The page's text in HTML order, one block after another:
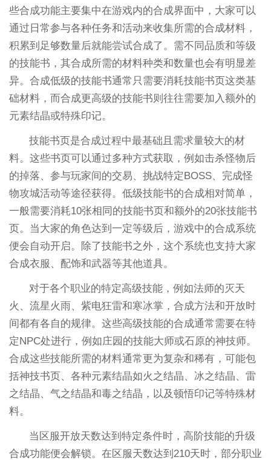
些合成功能主要集中在游戏内的合成界面中，大家可以
通过日常参与各种任务和活动来收集所需的合成材料，
积累到足够数量后就能尝试合成了。需不同品质和等级
的技能书，其合成所需的材料种类和数量也会有明显差
异。合成低级的技能书通常只需要消耗技能书页这类基
础材料，而合成更高级的技能书则往往需要加入额外的
元素结晶或特殊印记。
技能书页是合成过程中最基础且需求量较大的材
料。这些书页可以通过多种方式获取，例如击杀怪物后
的掉落、参与玩家间的交易、挑战特定BOSS、完成怪
物攻城活动等途径获得。低级技能书的合成相对简单，
一般需要消耗10张相同的技能书页和额外的20张技能书
页。当大家的角色达到一定等级后，游戏中的合成系统
便会自动开启。除了技能书之外，这个系统也支持大家
合成衣服、配饰和武器等其他道具。
对于各个职业的特定高级技能，例如法师的灭天
火、流星火雨、紫电狂雷和寒冰掌，合成方法和开放时
间都有各自的规律。这些高级技能的合成通常需要在特
定NPC处进行，例如庄园的技能大师或石原的神技师。
合成这些技能所需的材料通常更为复杂和稀有，可能包
括神技书页、各种元素结晶如火之结晶、冰之结晶、雷
之结晶、气之结晶和毒之结晶，以及顿悟印记等特殊材
料。
当区服开放天数达到特定条件时，高阶技能的升级
合成功能便会解锁。在区服天数达到210天时，部分职业